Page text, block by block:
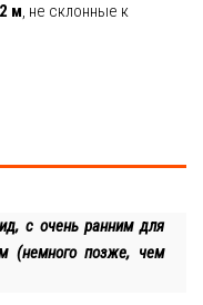
2 м, не склонные к
с очень ранним для
(немного позже, чем